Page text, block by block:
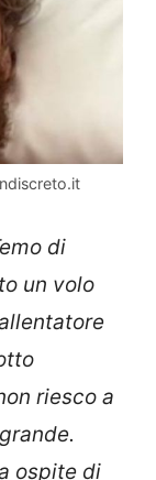
di
un volo
riesco a
ospite di